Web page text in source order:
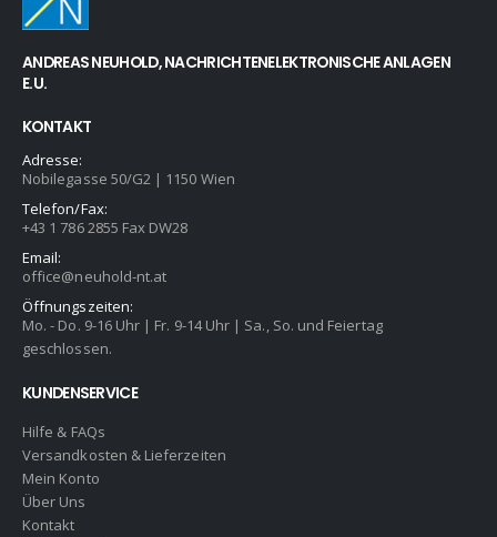
ANDREAS NEUHOLD, NACHRICHTENELEKTRONISCHE ANLAGEN
E.U.
KONTAKT
Adresse:
Nobilegasse 50/G2 | 1150 Wien
Telefon/Fax:
+43 1 786 2855 Fax DW28
Email:
office@neuhold-nt.at
Öffnungszeiten:
Mo. - Do. 9-16 Uhr | Fr. 9-14 Uhr | Sa., So. und Feiertag
geschlossen.
KUNDENSERVICE
Hilfe & FAQs
Versandkosten & Lieferzeiten
Mein Konto
Über Uns
Kontakt